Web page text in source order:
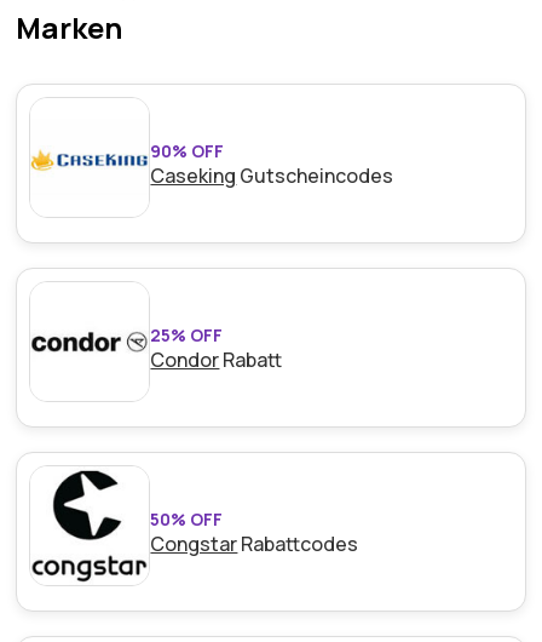
Marken
90% OFF
Caseking Gutscheincodes
25% OFF
CondorRabatt
50% OFF
CongstarRabattcodes